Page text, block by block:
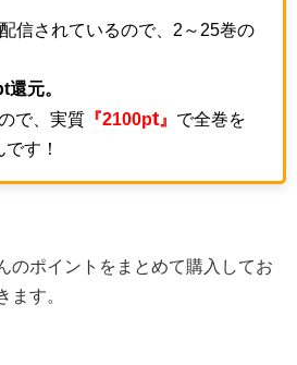
信されているので、2～25巻の
還元。
で、実質 『2100pt 』 で全巻を
す！
のポイントをまとめて購入してお
ます。